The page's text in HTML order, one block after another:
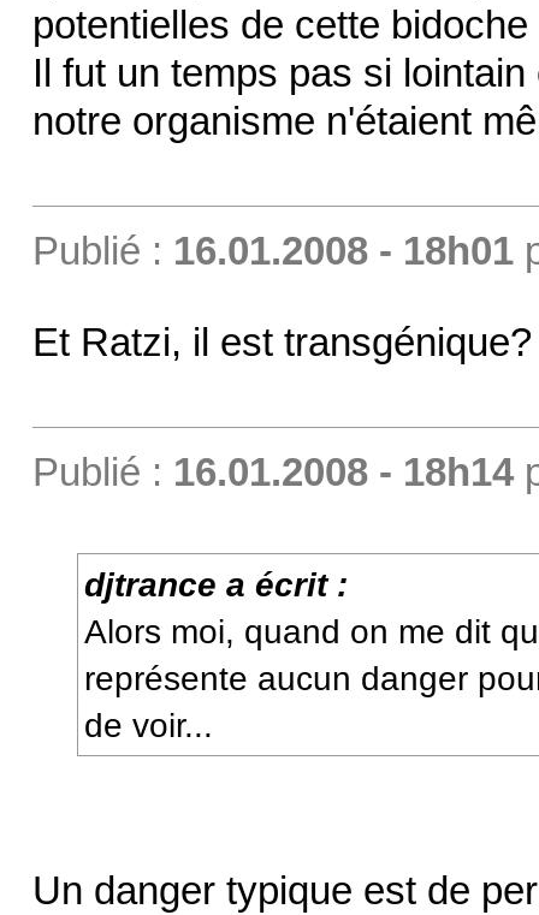
potentielles de cette
Il fut un temps pas si
notre organisme n'étaient
Publié : 16.01.2008 - 18h01
Et Ratzi, il est
Publié : 16.01.2008 - 18h14
djtrance a écrit :
Alors moi, quand on me dit
représente aucun danger
de voir...
Un danger typique est de